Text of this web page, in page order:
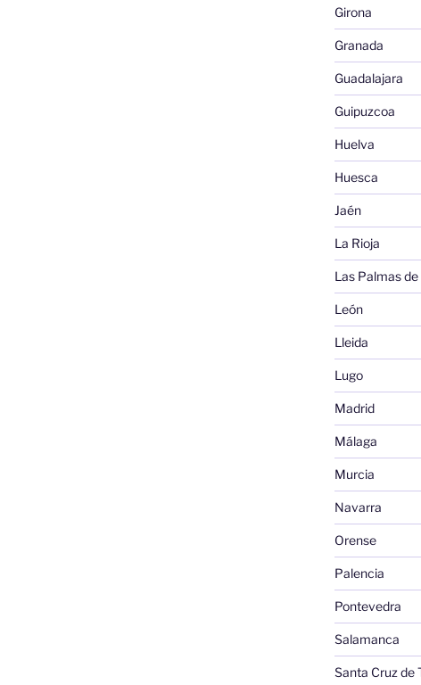
Girona
Granada
Guadalajara
Guipuzcoa
Huelva
Huesca
Jaén
La Rioja
Las Palmas
León
Lleida
Lugo
Madrid
Málaga
Murcia
Navarra
Orense
Palencia
Pontevedra
Salamanca
Santa Cruz de